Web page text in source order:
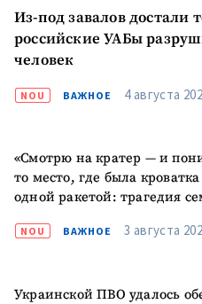
Из-под завалов достали
российские УАБы
человек
NOU ВАЖНОЕ 4 августа
«Смотрю на кратер — и
то место, где была
одной ракетой: трагедия
NOU ВАЖНОЕ 3 августа
Украинской ПВО удалось
сполитикой